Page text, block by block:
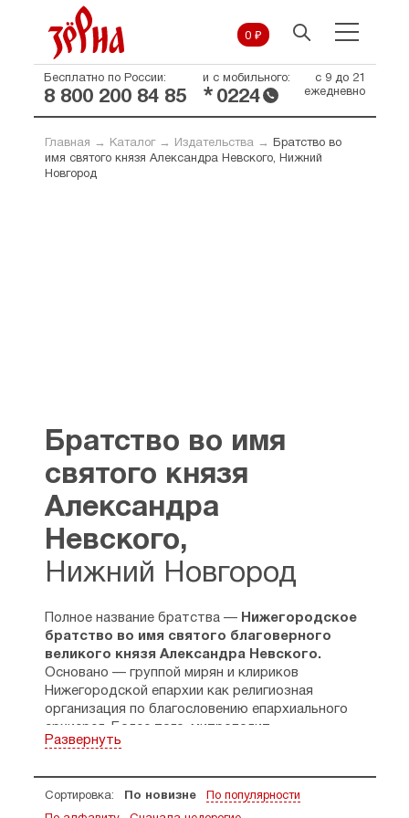
0 ₽
Бесплатно по России:
8 800 200 84 85
и с мобильного:
* 0224
с 9 до 21
ежедневно
Главная → Каталог→ Издательства→
Братство во
имя святого князя Александра Невского, Нижний
Новгород
Братство во имя
святого князя
Александра
Невского,
Нижний Новгород
Полное название братства —Нижегородское
братство во имя святого благоверного
великого князя Александра Невского.
Основано — группой мирян и клириков
Нижегородской епархии как религиозная
организация по благословению епархиального
архиерея. Более того, митрополит
Нижегородский и Арзамасский Николай —
Братство во имя св. благоверного князя
Развернуть
Сортировка: По новизне По популярности